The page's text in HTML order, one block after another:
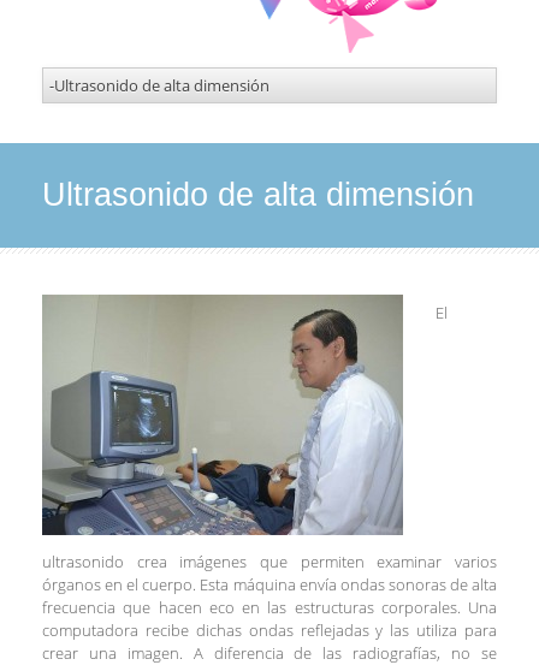
Ultrasonido de alta dimensión
El
ultrasonido crea imágenes que permiten examinar varios
órganos en el cuerpo. Esta máquina envía ondas sonoras de alta
frecuencia que hacen eco en las estructuras corporales. Una
computadora recibe dichas ondas reflejadas y las utiliza para
crear una imagen. A diferencia de las radiografías, no se